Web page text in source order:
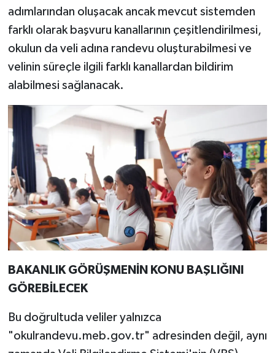
adımlarından oluşacak ancak mevcut sistemden
farklı olarak başvuru kanallarının çeşitlendirilmesi,
okulun da veli adına randevu oluşturabilmesi ve
velinin süreçle ilgili farklı kanallardan bildirim
alabilmesi sağlanacak.
BAKANLIK GÖRÜŞMENİN KONU BAŞLIĞINI
GÖREBİLECEK
Bu doğrultuda veliler yalnızca
"okulrandevu.meb.gov.tr" adresinden değil, aynı